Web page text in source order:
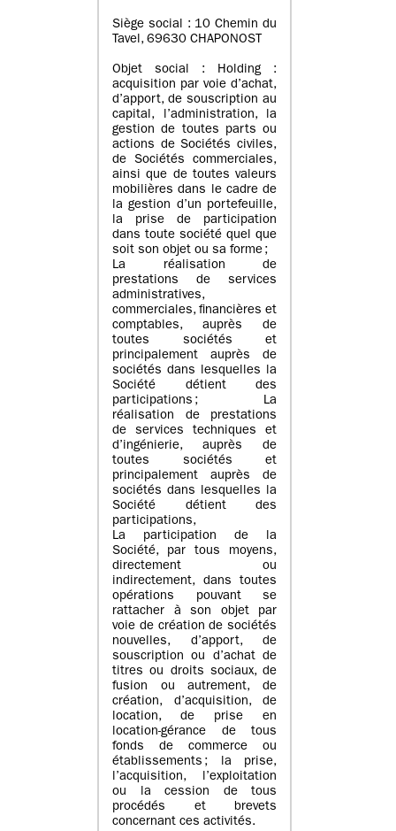
Siège social : 10 Chemin du
Tavel, 69630 CHAPONOST
Objet social : Holding :
acquisition par voie d’achat,
d’apport, de souscription au
capital, l’administration, la
gestion de toutes parts ou
actions de Sociétés civiles,
de Sociétés commerciales,
ainsi que de toutes valeurs
mobilières dans le cadre de
la gestion d’un portefeuille,
la prise de participation
dans toute société quel que
soit son objet ou sa forme ;
La réalisation de
prestations de services
administratives,
commerciales, financières et
comptables, auprès de
toutes sociétés et
principalement auprès de
sociétés dans lesquelles la
Société détient des
participations ; La
réalisation de prestations
de services techniques et
d’ingénierie, auprès de
toutes sociétés et
principalement auprès de
sociétés dans lesquelles la
Société détient des
participations,
La participation de la
Société, par tous moyens,
directement ou
indirectement, dans toutes
opérations pouvant se
rattacher à son objet par
voie de création de sociétés
nouvelles, d’apport, de
souscription ou d’achat de
titres ou droits sociaux, de
fusion ou autrement, de
création, d’acquisition, de
location, de prise en
location-gérance de tous
fonds de commerce ou
établissements ; la prise,
l’acquisition, l’exploitation
ou la cession de tous
procédés et brevets
concernant ces activités.